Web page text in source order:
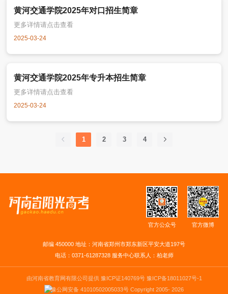
生（以下简称“高职单招”）工作。第三条 学校高职单招工作遵循“公开
程序、公平竞争、公正
黄河交通学院2025年对口招生简章
更多详情请点击查看
2025-03-24
黄河交通学院2025年专升本招生简章
更多详情请点击查看
2025-03-24
1 2 3 4
官方公众号 官方微博
邮编 450000 地址：河南省郑州市郑东新区平安大道197号
电话：0371-61287328 服务中心联系人：柏老师
由河南省教育网有限公司提供 豫ICP证140769号 豫ICP备18011027号-1
豫公网安备 41010502005033号 Copyright 2005- 2026